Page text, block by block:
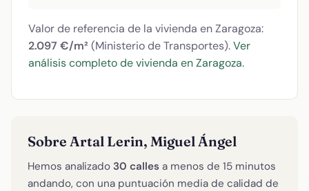
Valor de referencia de la vivienda en Zaragoza:
2.097 €/m² (Ministerio de Transportes).Ver
análisis completo de vivienda en Zaragoza.
Sobre Artal Lerin, Miguel Ángel
Hemos analizado 30 calles a menos de 15 minutos
andando, con una puntuación media de calidad de